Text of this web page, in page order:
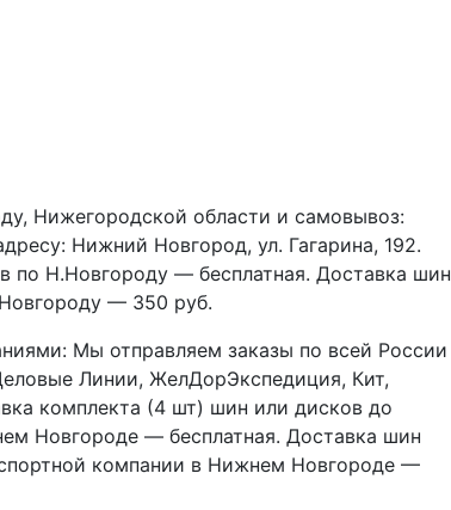
Нижегородской области и самовывоз:
Нижний Новгород, ул. Гагарина, 192.
по Н.Новгороду — бесплатная. Доставка шин
— 350 руб.
Мы отправляем заказы по всей России
Линии, ЖелДорЭкспедиция, Кит,
комплекта (4 шт) шин или дисков до
Новгороде — бесплатная. Доставка шин
компании в Нижнем Новгороде —